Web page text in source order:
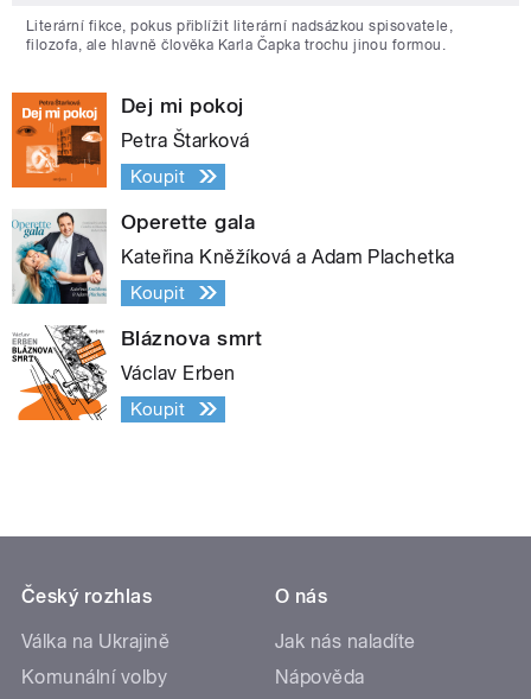
Literární fikce, pokus přiblížit literární nadsázkou spisovatele,
filozofa, ale hlavně člověka Karla Čapka trochu jinou formou.
Dej mi pokoj
Petra Štarková
Koupit
Operette gala
Kateřina Kněžíková a Adam Plachetka
Koupit
Bláznova smrt
Václav Erben
Koupit
Český rozhlas
Válka na Ukrajině
Komunální volby
O nás
Jak nás naladíte
Nápověda